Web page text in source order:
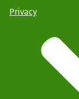
Privacy